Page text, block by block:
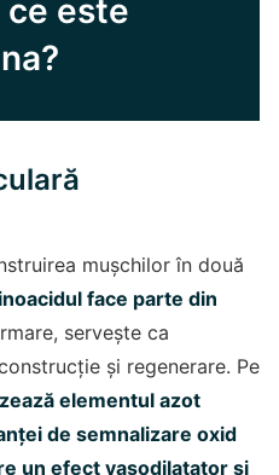
ce este
mușchilor în două
face parte din
servește ca
și regenerare. Pe
elementul azot
de semnalizare oxid
un efect vasodilatator și